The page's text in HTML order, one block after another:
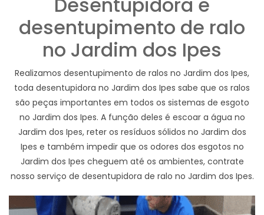
desentupimento de ralo
no Jardim dos Ipes
Realizamos desentupimento de ralos no Jardim dos Ipes,
toda desentupidora no Jardim dos Ipes sabe que os ralos
são peças importantes em todos os sistemas de esgoto
no Jardim dos Ipes. A função deles é escoar a água no
Jardim dos Ipes, reter os resíduos sólidos no Jardim dos
Ipes e também impedir que os odores dos esgotos no
Jardim dos Ipes cheguem até os ambientes, contrate
nosso serviço de desentupidora de ralo no Jardim dos Ipes.